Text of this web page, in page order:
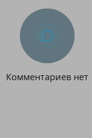
Комментариев нет